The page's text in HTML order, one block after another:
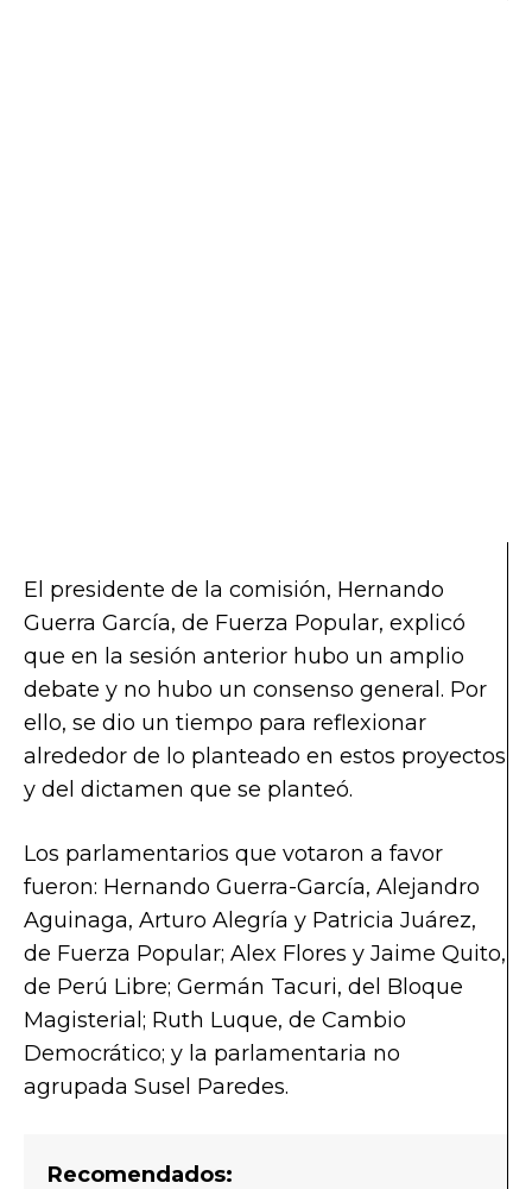
El presidente de la comisión, Hernando
Guerra García, de Fuerza Popular, explicó
que en la sesión anterior hubo un amplio
debate y no hubo un consenso general. Por
ello, se dio un tiempo para reflexionar
alrededor de lo planteado en estos proyectos
y del dictamen que se planteó.
Los parlamentarios que votaron a favor
fueron: Hernando Guerra-García, Alejandro
Aguinaga, Arturo Alegría y Patricia Juárez,
de Fuerza Popular; Alex Flores y Jaime Quito,
de Perú Libre; Germán Tacuri, del Bloque
Magisterial; Ruth Luque, de Cambio
Democrático; y la parlamentaria no
agrupada Susel Paredes.
Recomendados: